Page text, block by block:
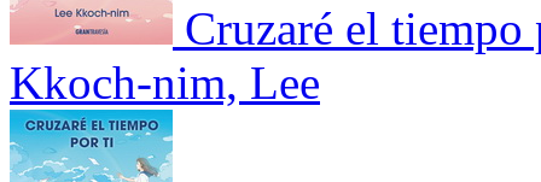
Cruzaré el tiempo
Kkoch-nim, Lee